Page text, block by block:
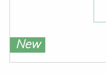
New